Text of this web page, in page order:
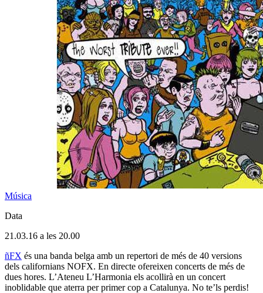
Música
Data
21.03.16 a les 20.00
ñFX és una banda belga amb un repertori de més de 40 versions
dels californians NOFX. En directe ofereixen concerts de més de
dues hores. L’Ateneu L’Harmonia els acollirà en un concert
inoblidable que aterra per primer cop a Catalunya. No te’ls perdis!